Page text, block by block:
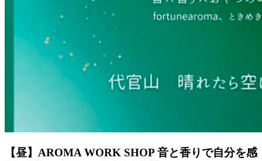
【昼】AROMA WORK SHOP 音と香りで自分を感